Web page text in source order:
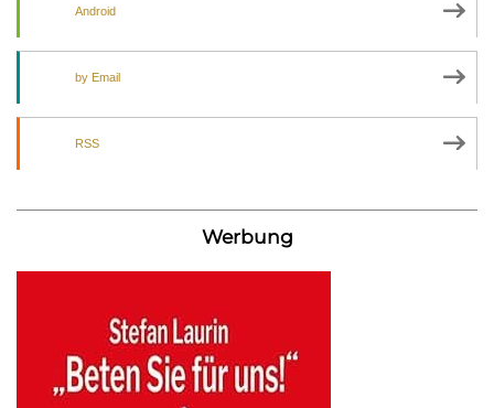
Android
by Email
RSS
Werbung